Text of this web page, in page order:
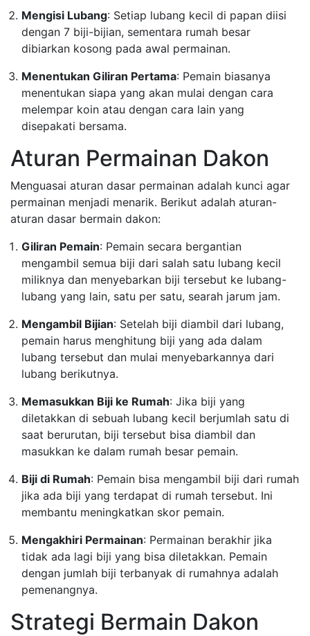
Mengisi Lubang: Setiap lubang kecil di papan diisi
dengan 7 biji-bijian, sementara rumah besar
dibiarkan kosong pada awal permainan.
Menentukan Giliran Pertama: Pemain biasanya
menentukan siapa yang akan mulai dengan cara
melempar koin atau dengan cara lain yang
disepakati bersama.
Aturan Permainan Dakon
Menguasai aturan dasar permainan adalah kunci agar
permainan menjadi menarik. Berikut adalah aturan-
aturan dasar bermain dakon:
Giliran Pemain: Pemain secara bergantian
mengambil semua biji dari salah satu lubang kecil
miliknya dan menyebarkan biji tersebut ke lubang-
lubang yang lain, satu per satu, searah jarum jam.
Mengambil Bijian: Setelah biji diambil dari lubang,
pemain harus menghitung biji yang ada dalam
lubang tersebut dan mulai menyebarkannya dari
lubang berikutnya.
Memasukkan Biji ke Rumah: Jika biji yang
diletakkan di sebuah lubang kecil berjumlah satu di
saat berurutan, biji tersebut bisa diambil dan
masukkan ke dalam rumah besar pemain.
Biji di Rumah: Pemain bisa mengambil biji dari rumah
jika ada biji yang terdapat di rumah tersebut. Ini
membantu meningkatkan skor pemain.
Mengakhiri Permainan: Permainan berakhir jika
tidak ada lagi biji yang bisa diletakkan. Pemain
dengan jumlah biji terbanyak di rumahnya adalah
pemenangnya.
Strategi Bermain Dakon